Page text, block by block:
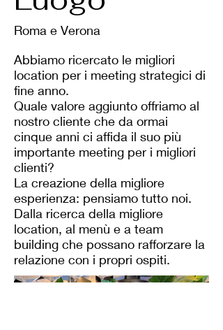
Roma e Verona
Abbiamo ricercato le migliori
location per i meeting strategici di
fine anno.
Quale valore aggiunto offriamo al
nostro cliente che da ormai
cinque anni ci affida il suo più
importante meeting per i migliori
clienti?
La creazione della migliore
esperienza: pensiamo tutto noi.
Dalla ricerca della migliore
location, al menù e a team
building che possano rafforzare la
relazione con i propri ospiti.